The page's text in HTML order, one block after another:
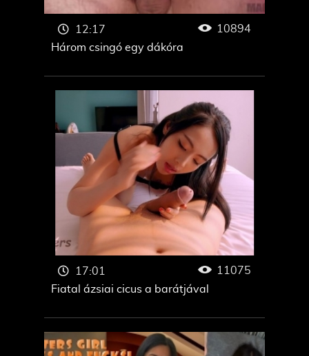
Három csingó egy dákóra
12:17 10894
Fiatal ázsiai cicus a barátjával
17:01 11075